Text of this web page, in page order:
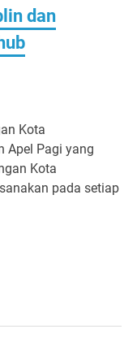
dan
Kota
Apel Pagi yang
Kota
pada setiap